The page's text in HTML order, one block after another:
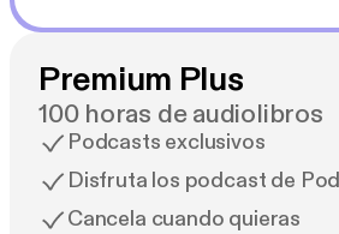
Premium Plus
100 horas de audiolibros
Podcasts exclusivos
Disfruta los podcast de
Cancela cuando quieras